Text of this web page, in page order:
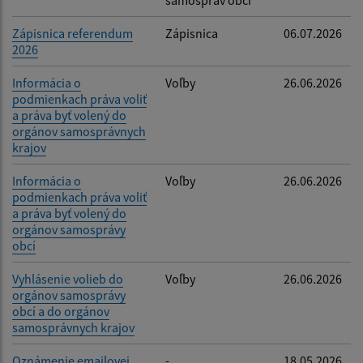
Zápisnica referendum
2026
Zápisnica 06.07.2026
Informácia o
podmienkach práva voliť
a práva byť volený do
orgánov samosprávnych
krajov
Voľby 26.06.2026
Informácia o
podmienkach práva voliť
a práva byť volený do
orgánov samosprávy
obcí
Voľby 26.06.2026
Vyhlásenie volieb do
orgánov samosprávy
obcí a do orgánov
samosprávnych krajov
Voľby 26.06.2026